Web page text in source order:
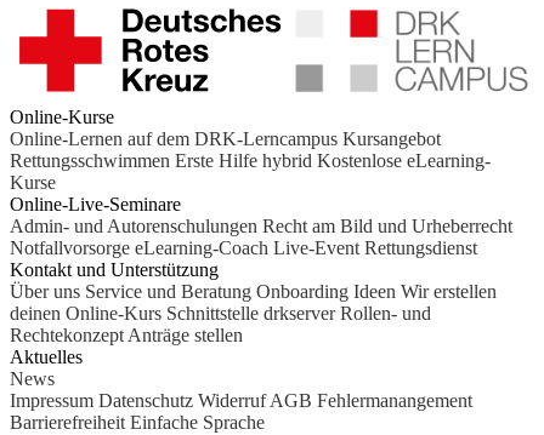
Online-Kurse
Online-Lernen auf dem DRK-Lerncampus Kursangebot
Rettungsschwimmen Erste Hilfe hybrid Kostenlose eLearning-
Kurse
Online-Live-Seminare
Admin- und Autorenschulungen Recht am Bild und Urheberrecht
Notfallvorsorge eLearning-Coach Live-Event Rettungsdienst
Kontakt und Unterstützung
Über uns Service und Beratung Onboarding Ideen Wir erstellen
deinen Online-Kurs Schnittstelle drkserver Rollen- und
Rechtekonzept Anträge stellen
Aktuelles
News
Impressum Datenschutz Widerruf AGB Fehlermanangement
Barrierefreiheit Einfache Sprache